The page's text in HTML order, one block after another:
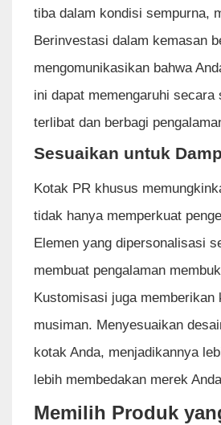
tiba dalam kondisi sempurna,
Berinvestasi dalam kemasan
mengomunikasikan bahwa
ini dapat memengaruhi
terlibat dan berbagi
Sesuaikan untuk
Kotak PR khusus
tidak hanya memperkuat
Elemen yang dipersonalisasi
membuat pengalaman
Kustomisasi juga memberikan
musiman. Menyesuaikan
kotak Anda, menjadikannya
lebih membedakan merek
Memilih Produk